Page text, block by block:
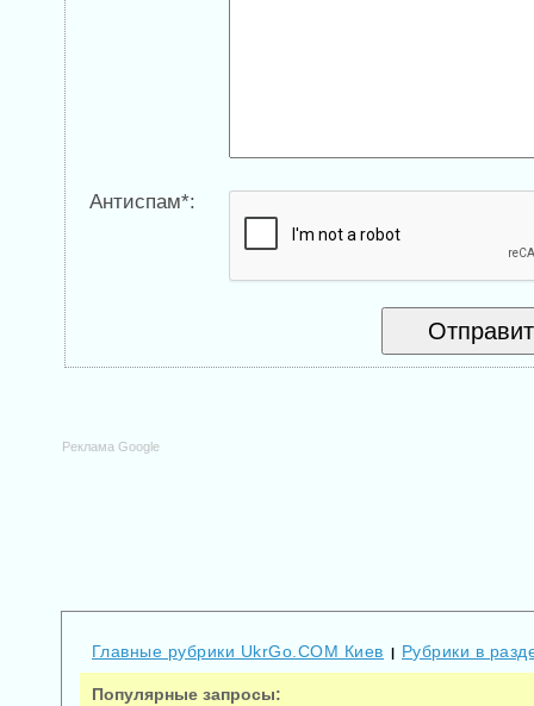
Антиспам*:
Реклама Google
Главные рубрики UkrGo.COM Киев Рубрики в
Популярные запросы: